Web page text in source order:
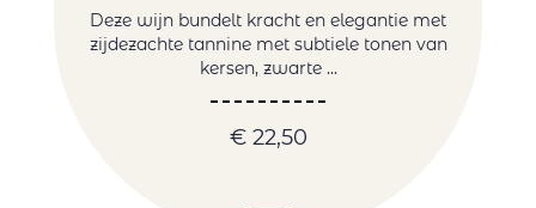
Deze wijn bundelt kracht en elegantie met
zijdezachte tannine met subtiele tonen van
kersen, zwarte ...
€22,50